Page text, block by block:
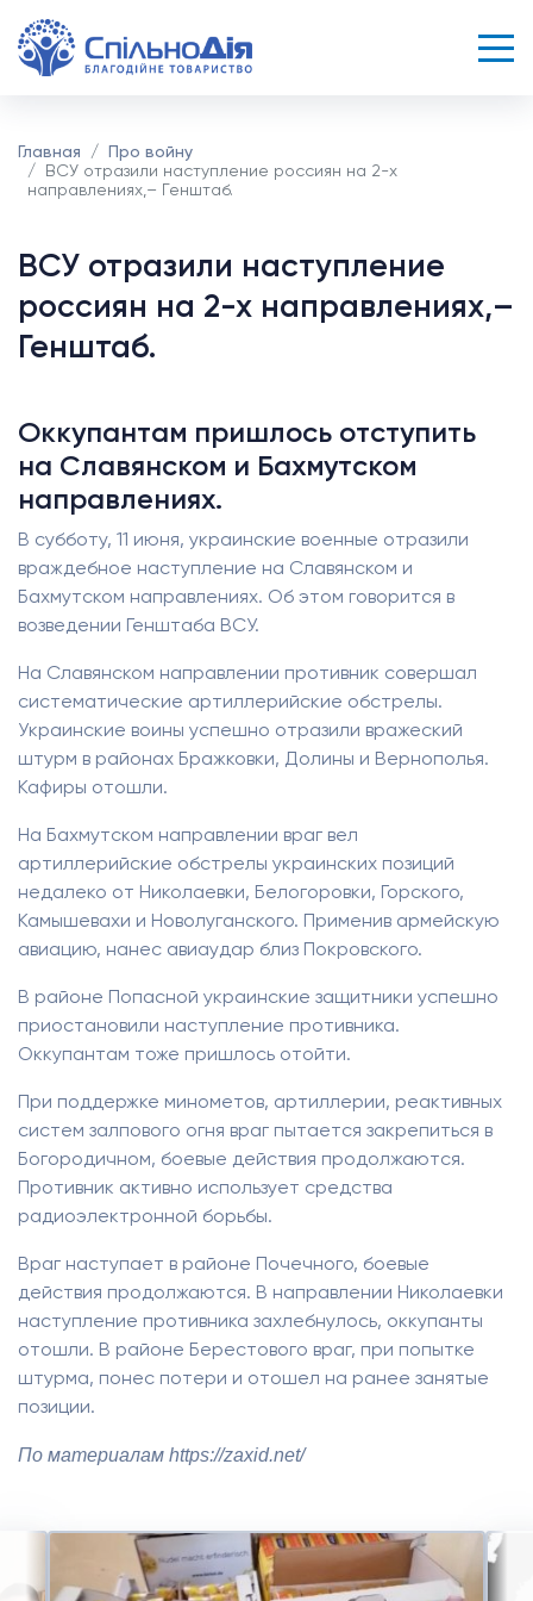
Главная
Про войну
ВСУ отразили наступление россиян на 2-х
направлениях,– Генштаб.
ВСУ отразили наступление
россиян на 2-х направлениях,–
Генштаб.
Оккупантам пришлось отступить
на Славянском и Бахмутском
направлениях.
В субботу, 11 июня, украинские военные отразили
враждебное наступление на Славянском и
Бахмутском направлениях. Об этом говорится в
возведении Генштаба ВСУ.
На Славянском направлении противник совершал
систематические артиллерийские обстрелы.
Украинские воины успешно отразили вражеский
штурм в районах Бражковки, Долины и Вернополья.
Кафиры отошли.
На Бахмутском направлении враг вел
артиллерийские обстрелы украинских позиций
недалеко от Николаевки, Белогоровки, Горского,
Камышевахи и Новолуганского. Применив армейскую
авиацию, нанес авиаудар близ Покровского.
В районе Попасной украинские защитники успешно
приостановили наступление противника.
Оккупантам тоже пришлось отойти.
При поддержке минометов, артиллерии, реактивных
систем залпового огня враг пытается закрепиться в
Богородичном, боевые действия продолжаются.
Противник активно использует средства
радиоэлектронной борьбы.
Враг наступает в районе Почечного, боевые
действия продолжаются. В направлении Николаевки
наступление противника захлебнулось, оккупанты
отошли. В районе Берестового враг, при попытке
штурма, понес потери и отошел на ранее занятые
позиции.
По материалам https://zaxid.net/